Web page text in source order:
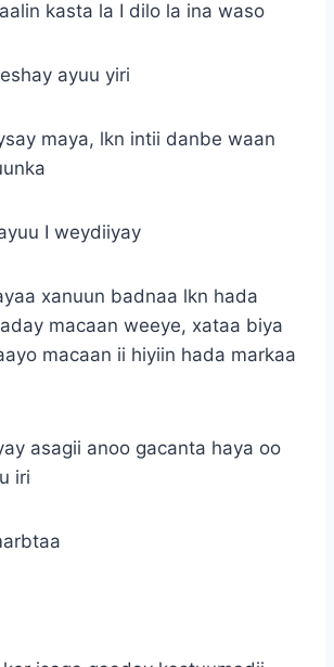
kasta la I dilo la ina waso
ayuu yiri
maya, lkn intii danbe waan
I weydiiyay
xanuun badnaa lkn hada
macaan weeye, xataa biya
macaan ii hiyiin hada markaa
asagii anoo gacanta haya oo
iri